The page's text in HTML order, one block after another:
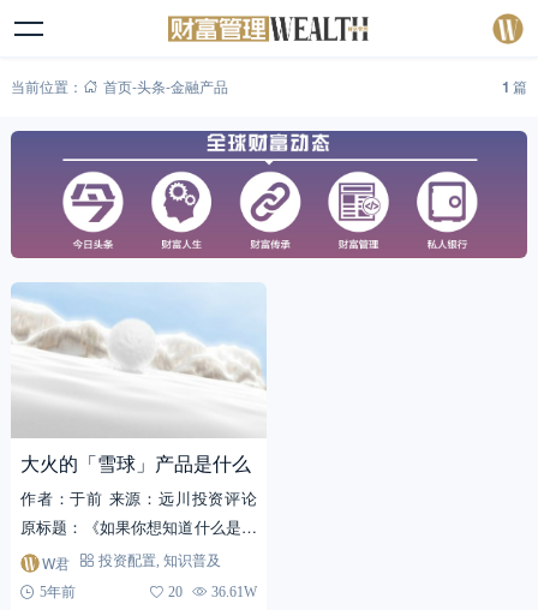
当前位置： 首页-头条-金融产品 1 篇
大火的「雪球」产品是什么
作者：于前 来源：远川投资评论
原标题：《如果你想知道什么是雪
球的话，现在就带你研究》 未必
所有人都想知道什么是快乐星球，
W君 投资配置, 知识普及
5年前
20 36.61W